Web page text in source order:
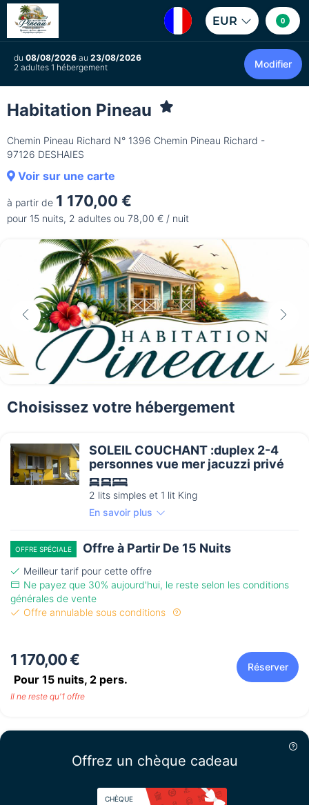
EUR 0
du 08/08/2026 au 23/08/2026
2 adultes 1 hébergement
Modifier
Habitation Pineau
Chemin Pineau Richard N° 1396 Chemin Pineau Richard -
97126 DESHAIES
Voir sur une carte
à partir de 1 170,00 €
pour 15 nuits, 2 adultes ou 78,00 € / nuit
Choisissez votre hébergement
SOLEIL COUCHANT :duplex 2-4
personnes vue mer jacuzzi privé
2 lits simples et 1 lit King
En savoir plus
OFFRE SPÉCIALE Offre à Partir De 15 Nuits
Meilleur tarif pour cette offre
Ne payez que 30% aujourd'hui, le reste selon les conditions
générales de vente
Offre annulable sous conditions
1 170,00 €
Pour 15 nuits, 2 pers.
Réserver
Il ne reste qu'1 offre
Offrez un chèque cadeau
CHÈQUE